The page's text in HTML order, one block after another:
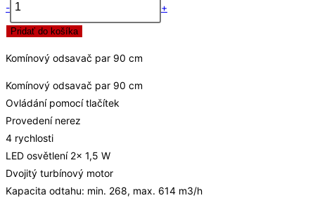
množstvo
DSJ
- +
Pridať do košíka
Komínový odsavač par 90 cm
Komínový odsavač par 90 cm
Ovládání pomocí tlačítek
Provedení nerez
4 rychlosti
LED osvětlení 2x 1,5 W
Dvojitý turbínový motor
Kapacita odtahu: min. 268, max. 614 m3/h